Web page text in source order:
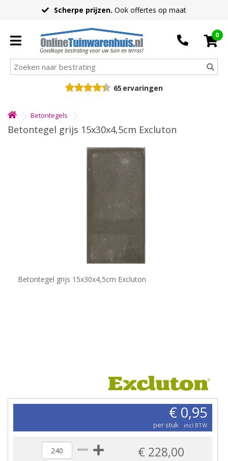
Scherpe prijzen. Ook offertes op maat
Goedkope bestrating voor uw tuin en terras!
0
65 ervaringen
Betontegels
Betontegel grijs 15x30x4,5cm Excluton
Betontegel grijs 15x30x4,5cm Excluton
€ 0,95
per stuk incl BTW
€ 228,00